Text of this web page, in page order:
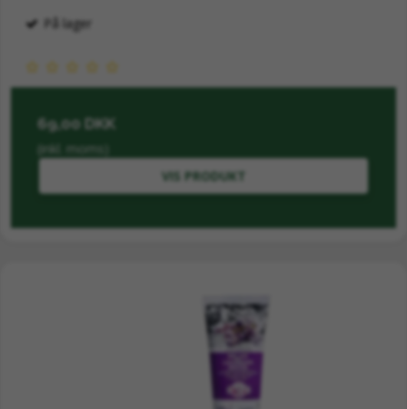
På lager
69,00 DKK
(inkl. moms)
VIS PRODUKT